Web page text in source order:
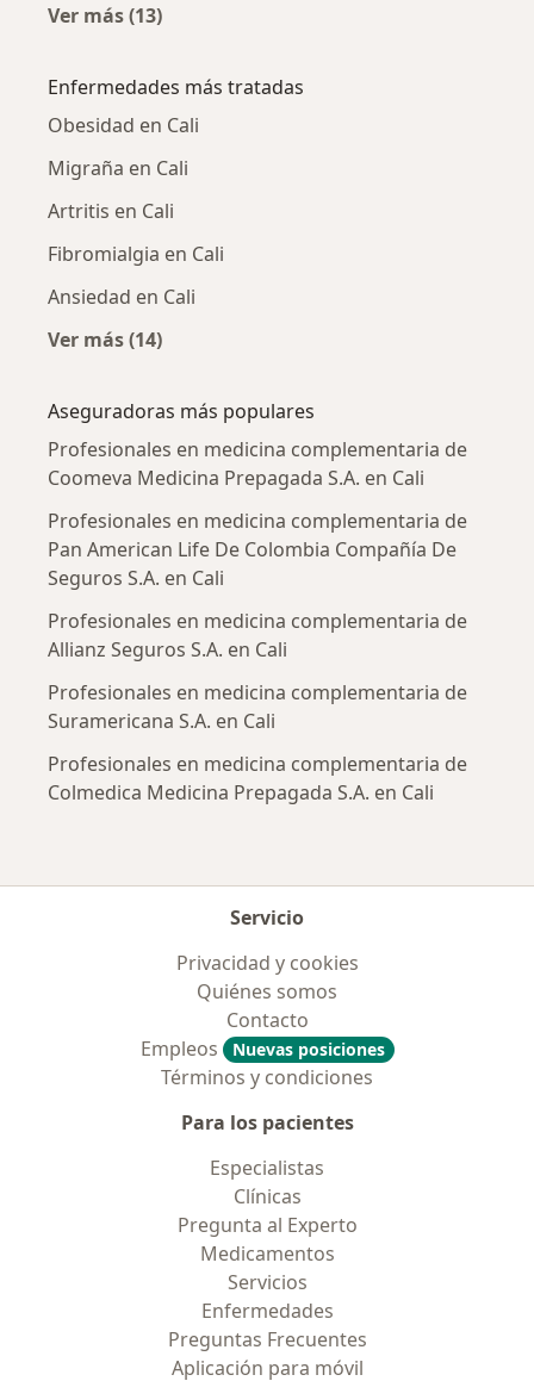
Ver más (13)
Enfermedades más tratadas
Obesidad en Cali
Migraña en Cali
Artritis en Cali
Fibromialgia en Cali
Ansiedad en Cali
Ver más (14)
Aseguradoras más populares
Profesionales en medicina complementaria de
Coomeva Medicina Prepagada S.A. en Cali
Profesionales en medicina complementaria de
Pan American Life De Colombia Compañía De
Seguros S.A. en Cali
Profesionales en medicina complementaria de
Allianz Seguros S.A. en Cali
Profesionales en medicina complementaria de
Suramericana S.A. en Cali
Profesionales en medicina complementaria de
Colmedica Medicina Prepagada S.A. en Cali
Servicio
Privacidad y cookies
Quiénes somos
Contacto
Empleos
Nuevas posiciones
Términos y condiciones
Para los pacientes
Especialistas
Clínicas
Pregunta al Experto
Medicamentos
Servicios
Enfermedades
Preguntas Frecuentes
Aplicación para móvil